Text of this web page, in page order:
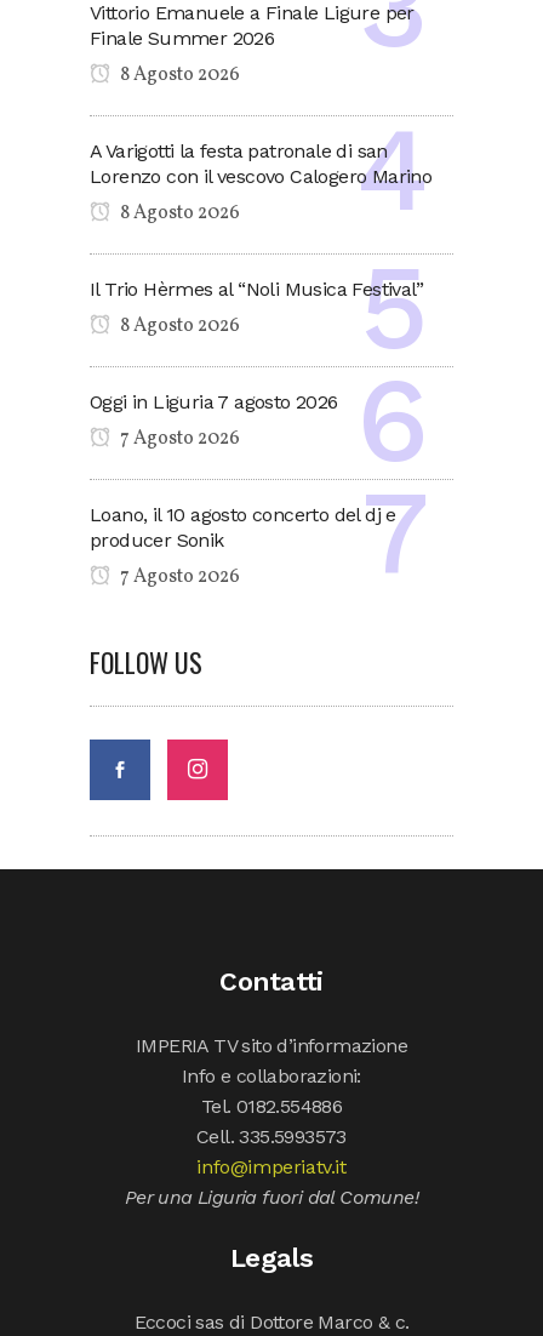
Vittorio Emanuele a Finale Ligure per
Finale Summer 2026
8 Agosto 2026
A Varigotti la festa patronale di san
Lorenzo con il vescovo Calogero Marino
8 Agosto 2026
Il Trio Hèrmes al “Noli Musica Festival”
8 Agosto 2026
Oggi in Liguria 7 agosto 2026
7 Agosto 2026
Loano, il 10 agosto concerto del dj e
producer Sonik
7 Agosto 2026
FOLLOW US
Contatti
IMPERIA TV sito d’informazione
Info e collaborazioni:
Tel. 0182.554886
Cell. 335.5993573
info@imperiatv.it
Per una Liguria fuori dal Comune!
Legals
Eccoci sas di Dottore Marco & c.